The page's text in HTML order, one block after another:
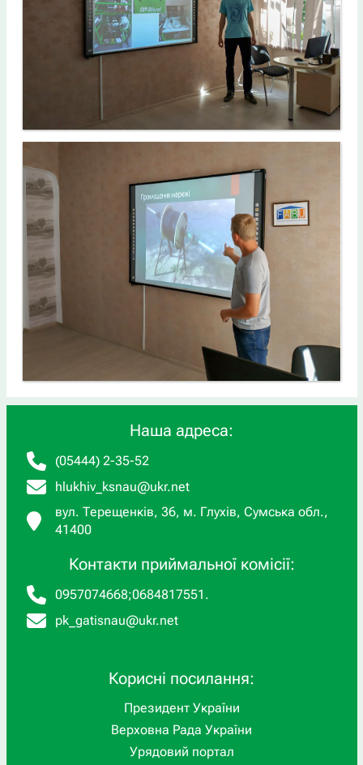
Наша адреса:
(05444) 2-35-52
hlukhiv_ksnau@ukr.net
вул. Терещенків, 36, м. Глухів, Сумська обл.,
41400
Контакти приймальної комісії:
0957074668;0684817551 .
pk_gatisnau@ukr.net
Корисні посилання:
Президент України
Верховна Рада України
Урядовий портал